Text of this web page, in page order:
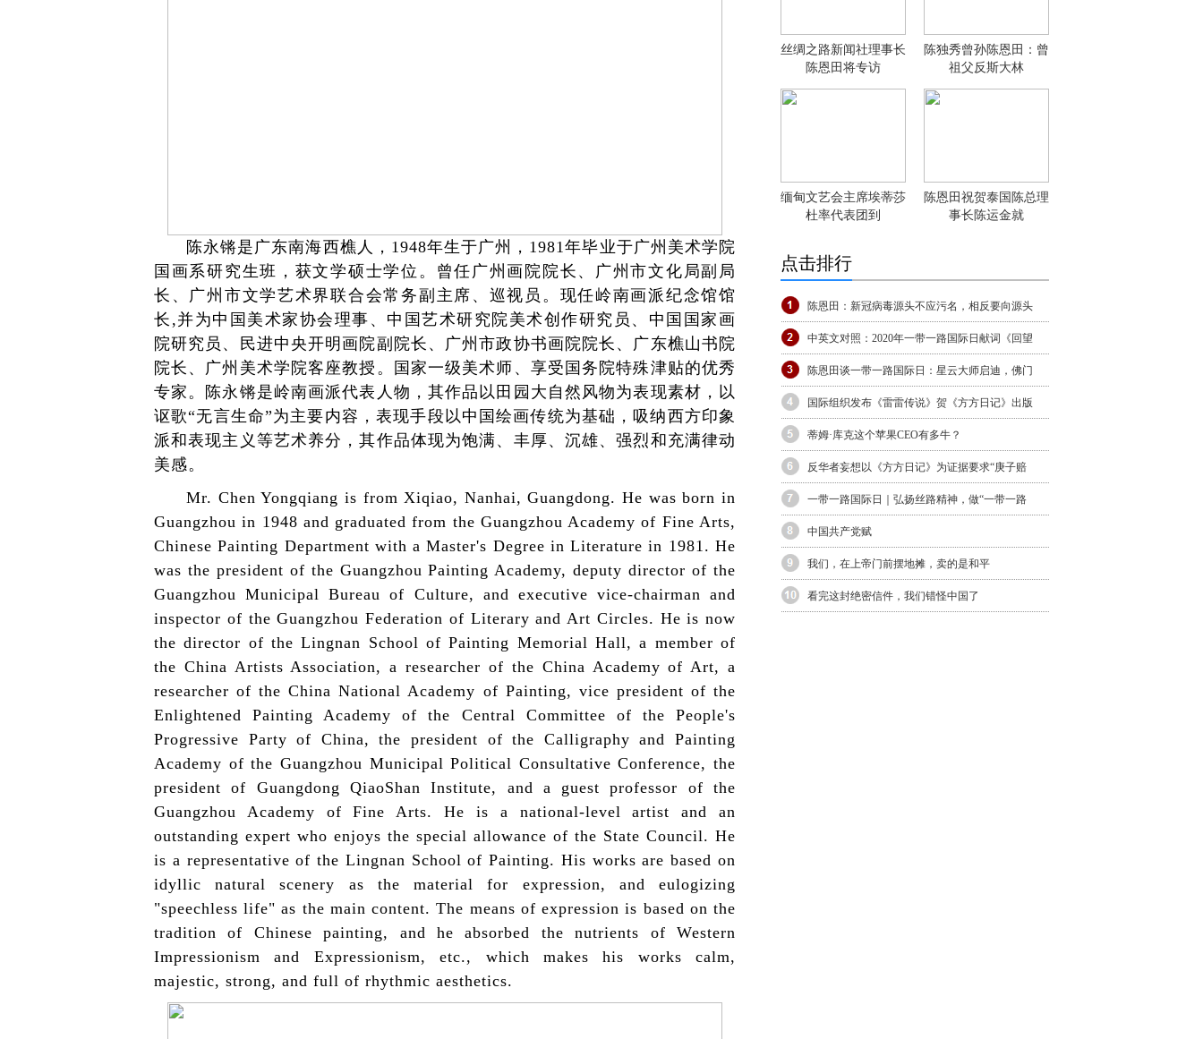
陈永锵是广东南海西樵人，1948年生于广州，1981年毕业于广州美术学院
国画系研究生班，获文学硕士学位。曾任广州画院院长、广州市文化局副局
长、广州市文学艺术界联合会常务副主席、巡视员。现任岭南画派纪念馆馆
长,并为中国美术家协会理事、中国艺术研究院美术创作研究员、中国国家画
院研究员、民进中央开明画院副院长、广州市政协书画院院长、广东樵山书院
院长、广州美术学院客座教授。国家一级美术师、享受国务院特殊津贴的优秀
专家。陈永锵是岭南画派代表人物，其作品以田园大自然风物为表现素材，以
讴歌“无言生命”为主要内容，表现手段以中国绘画传统为基础，吸纳西方印象
派和表现主义等艺术养分，其作品体现为饱满、丰厚、沉雄、强烈和充满律动
美感。
Mr. Chen Yongqiang is from Xiqiao, Nanhai, Guangdong. He was born in
Guangzhou in 1948 and graduated from the Guangzhou Academy of Fine Arts,
Chinese Painting Department with a Master's Degree in Literature in 1981. He
was the president of the Guangzhou Painting Academy, deputy director of the
Guangzhou Municipal Bureau of Culture, and executive vice-chairman and
inspector of the Guangzhou Federation of Literary and Art Circles. He is now
the director of the Lingnan School of Painting Memorial Hall, a member of
the China Artists Association, a researcher of the China Academy of Art, a
researcher of the China National Academy of Painting, vice president of the
Enlightened Painting Academy of the Central Committee of the People's
Progressive Party of China, the president of the Calligraphy and Painting
Academy of the Guangzhou Municipal Political Consultative Conference, the
president of Guangdong QiaoShan Institute, and a guest professor of the
Guangzhou Academy of Fine Arts. He is a national-level artist and an
outstanding expert who enjoys the special allowance of the State Council. He
is a representative of the Lingnan School of Painting. His works are based on
idyllic natural scenery as the material for expression, and eulogizing
"speechless life" as the main content. The means of expression is based on the
tradition of Chinese painting, and he absorbed the nutrients of Western
Impressionism and Expressionism, etc., which makes his works calm,
majestic, strong, and full of rhythmic aesthetics.
丝绸之路新闻社理事长
陈恩田将专访
陈独秀曾孙陈恩田：曾
祖父反斯大林
缅甸文艺会主席埃蒂莎
杜率代表团到
陈恩田祝贺泰国陈总理
事长陈运金就
点击排行
陈恩田：新冠病毒源头不应污名，相反要向源头
中英文对照：2020年一带一路国际日献词《回望
陈恩田谈一带一路国际日：星云大师启迪，佛门
国际组织发布《雷雷传说》贺《方方日记》出版
蒂姆·库克这个苹果CEO有多牛？
反华者妄想以《方方日记》为证据要求“庚子赔
一带一路国际日｜弘扬丝路精神，做“一带一路
中国共产党赋
我们，在上帝门前摆地摊，卖的是和平
看完这封绝密信件，我们错怪中国了